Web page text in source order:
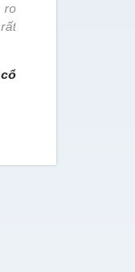
ro